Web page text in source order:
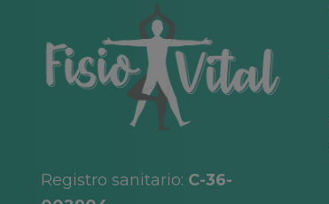
Registro sanitario: C-36-